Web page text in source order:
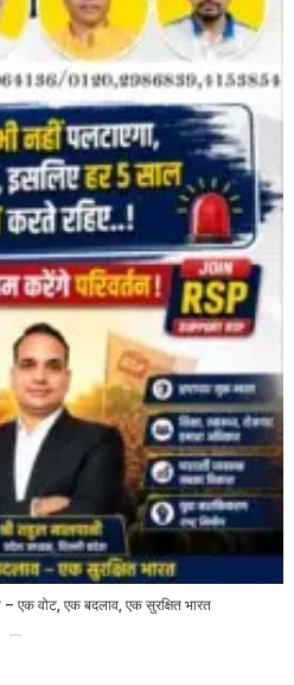
– एक वोट, एक बदलाव, एक सुरक्षित भारत